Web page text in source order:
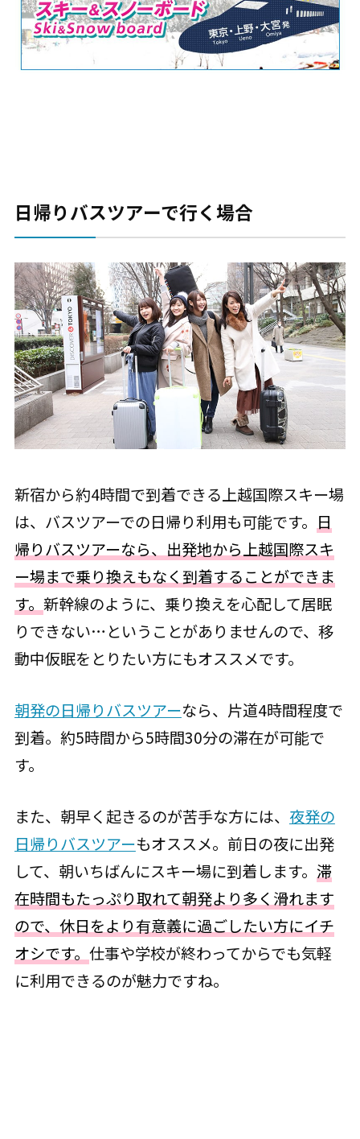
日帰りバスツアーで行く場合
新宿から約4時間で到着できる上越国際スキー場
は、バスツアーでの日帰り利用も可能です。 日
帰りバスツアーなら、出発地から上越国際スキ
ー場まで乗り換えもなく到着することができま
す。 新幹線のように、乗り換えを心配して居眠
りできない…ということがありませんので、移
動中仮眠をとりたい方にもオススメです。
朝発の日帰りバスツアーなら、片道4時間程度で
到着。約5時間から5時間30分の滞在が可能で
す。
また、朝早く起きるのが苦手な方には、 夜発の
日帰りバスツアーもオススメ。前日の夜に出発
して、朝いちばんにスキー場に到着します。 滞
在時間もたっぷり取れて朝発より多く滑れます
ので、休日をより有意義に過ごしたい方にイチ
オシです。 仕事や学校が終わってからでも気軽
に利用できるのが魅力ですね。